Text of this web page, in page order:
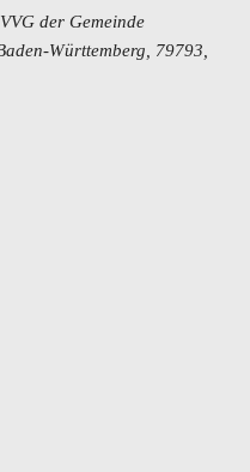
der Gemeinde
Württemberg, 79793,